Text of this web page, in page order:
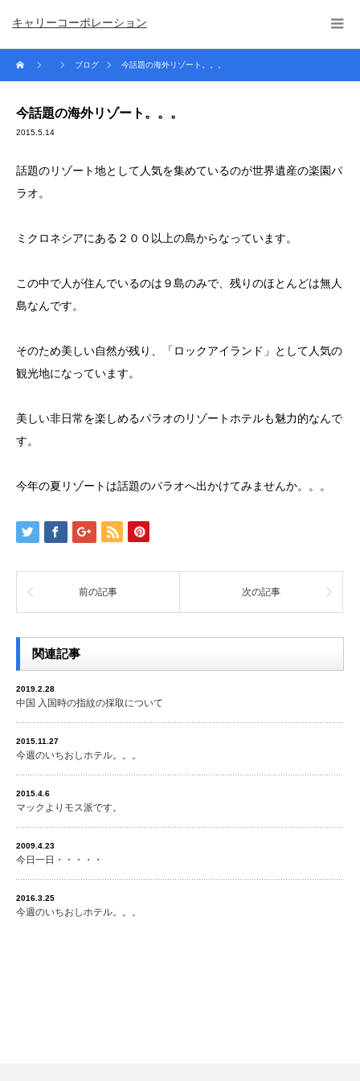
キャリーコーポレーション
ブログ 今話題の海外リゾート。。。
今話題の海外リゾート。。。
2015.5.14
話題のリゾート地として人気を集めているのが世界遺産の楽園パ
ラオ。
ミクロネシアにある２００以上の島からなっています。
この中で人が住んでいるのは９島のみで、残りのほとんどは無人
島なんです。
そのため美しい自然が残り、「ロックアイランド」として人気の
観光地になっています。
美しい非日常を楽しめるパラオのリゾートホテルも魅力的なんで
す。
今年の夏リゾートは話題のパラオへ出かけてみませんか。。。
前の記事 次の記事
関連記事
2019.2.28
中国 入国時の指紋の採取について
2015.11.27
今週のいちおしホテル。。。
2015.4.6
マックよりモス派です。
2009.4.23
今日一日・・・・・
2016.3.25
今週のいちおしホテル。。。